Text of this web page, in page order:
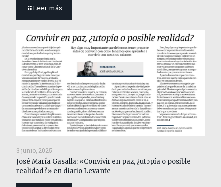
Leer más
3 junio, 2025
José María Gasalla: «Convivir en paz, ¿utopía o posible
realidad?» en diario Levante